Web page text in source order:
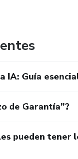
IA: Guía
de Garantía”?
pueden tener